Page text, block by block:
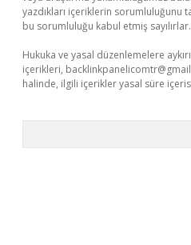
yazdıkları içeriklerin sorumluluğunu
bu sorumluluğu kabul etmiş sayılırlar.
Hukuka ve yasal düzenlemelere
içerikleri,
halinde, ilgili içerikler yasal süre